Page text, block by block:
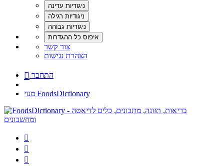
צור קשר
הצהרת נגישות
 התחבר
מנוי FoodsDictionary


